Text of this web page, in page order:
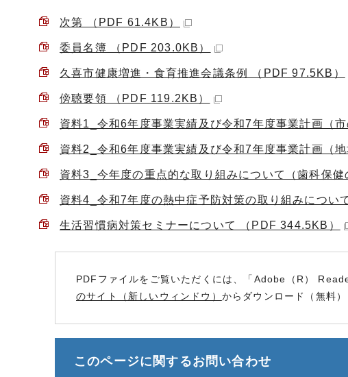
次第 （PDF 61.4KB）
委員名簿 （PDF 203.0KB）
久喜市健康増進・食育推進会議条例 （PDF 97.5KB）
傍聴要領 （PDF 119.2KB）
資料1_令和6年度事業実績及び令和7年度事業計画（
資料2_令和6年度事業実績及び令和7年度事業計画（
資料3_今年度の重点的な取り組みについて（歯科保
資料4_令和7年度の熱中症予防対策の取り組みについ
生活習慣病対策セミナーについて （PDF 344.5KB）
PDFファイルをご覧いただくには、「Adobe（R）
のサイト（新しいウィンドウ） からダウンロード（無料）
このページに関するお問い合わせ